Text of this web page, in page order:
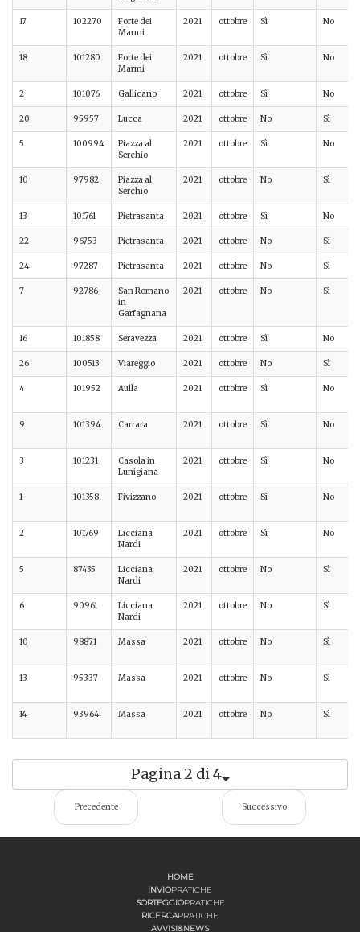
17 102270
Forte dei
Marmi
2021 ottobre Sì No
18 101280
Forte dei
Marmi
2021 ottobre Sì No
2 101076 Gallicano 2021 ottobre Sì No
20 95957 Lucca 2021 ottobre No Sì
5 100994
Piazza al
Serchio
2021 ottobre Sì No
10 97982
Piazza al
Serchio
2021 ottobre No Sì
13 101761 Pietrasanta 2021 ottobre Sì No
22 96753 Pietrasanta 2021 ottobre No Sì
24 97287 Pietrasanta 2021 ottobre No Sì
7 92786
San Romano
in
Garfagnana
2021 ottobre No Sì
16 101858 Seravezza 2021 ottobre Sì No
26 100513 Viareggio 2021 ottobre No Sì
4 101952 Aulla 2021 ottobre Sì No
9 101394 Carrara 2021 ottobre Sì No
3 101231
Casola in
Lunigiana
2021 ottobre Sì No
1 101358 Fivizzano 2021 ottobre Sì No
2 101769
Licciana
Nardi
2021 ottobre Sì No
5 87435
Licciana
Nardi
2021 ottobre No Sì
6 90961
Licciana
Nardi
2021 ottobre No Sì
10 98871 Massa 2021 ottobre No Sì
13 95337 Massa 2021 ottobre No Sì
14 93964 Massa 2021 ottobre No Sì
Pagina 2 di 4
Precedente Successivo
HOME
INVIOPRATICHE
SORTEGGIOPRATICHE
RICERCAPRATICHE
AVVISI&NEWS